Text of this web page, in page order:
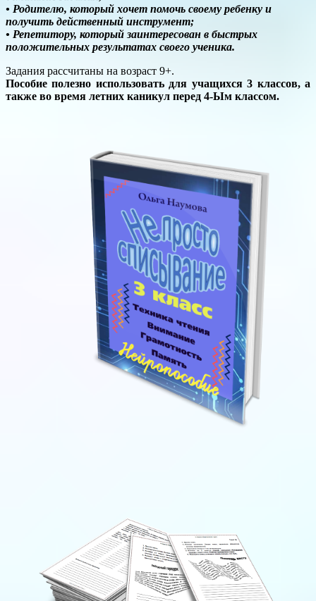
• Родителю, который хочет помочь своему ребенку и
получить действенный инструмент;
• Репетитору, который заинтересован в быстрых
положительных результатах своего ученика.
Задания рассчитаны на возраст 9+.
Пособие полезно использовать для учащихся 3 классов, а
также во время летних каникул перед 4-Ым классом.